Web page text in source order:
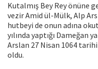
Kutalmış Bey Rey önüne
vezir Amid ül-Mülk, Alp
hutbeyi de onun adına
yılında yaptığı Dameğan
Arslan 27 Nisan 1064
oldu.